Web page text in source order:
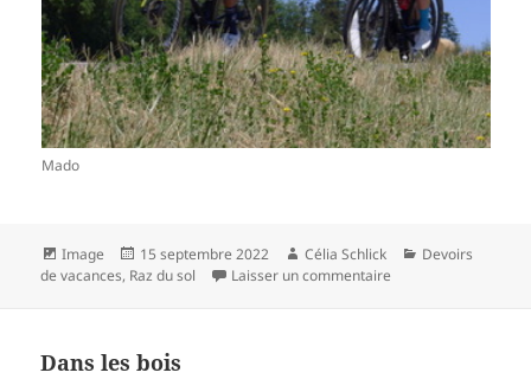
Mado
Format
Image
Publié
le
15 septembre 2022 Auteur
Célia Schlick Catégories
Devoirs
de vacances, Raz du sol Laisser un commentaire
Dans les bois